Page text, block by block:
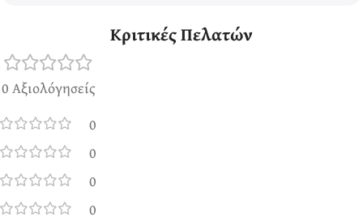
Κριτικές Πελατών
0 Αξιολόγησείς
0
0
0
0